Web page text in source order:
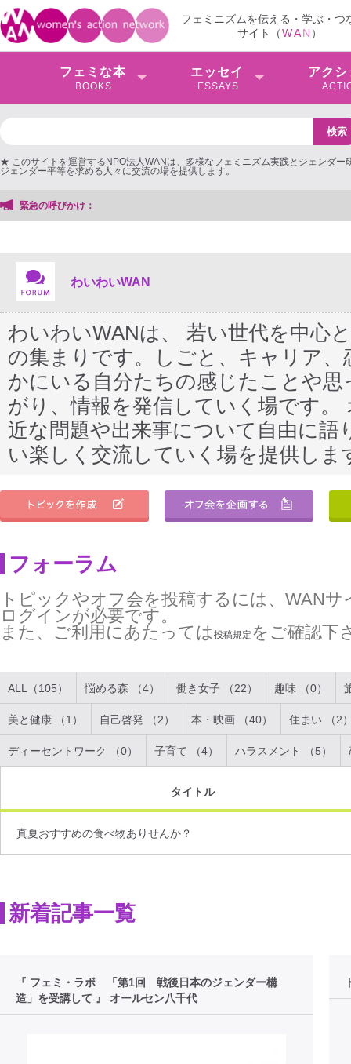
フェミニズムを伝える・学ぶ・つ
サイト（WAN ）
フェミな本
BOOKS
エッセイ
ESSAYS
アクシ
★ このサイトを運営するNPO法人WANは、多様なフェミニズム実践とジェンダー
ジェンダー平等を求める人々に交流の場を提供します。
緊急の呼びかけ：
わいわいWAN
わいわいWANは、 若い世代を中心
の集まりです。しごと、キャリア
かにいる自分たちの感じたことや
がり、情報を発信していく場です
近な問題や出来事について自由に
い楽しく交流していく場を提供しま
フォーラム
トピックやオフ会を投稿するには、WAN
ログインが必要です。
また、ご利用にあたっては 投稿規定 をご確認下
ALL（105） 悩める森 （4） 働き女子 （22） 趣味 （0）
美と健康 （1） 自己啓発 （2） 本・映画 （40） 住まい （2
ディーセントワーク （0） 子育て （4） ハラスメント （5）
タイトル
真夏おすすめの食べ物ありせんか？
新着記事一覧
『 フェミ・ラボ 「第1回 戦後日本のジェンダー構
造」を受講して 』 オールセン八千代